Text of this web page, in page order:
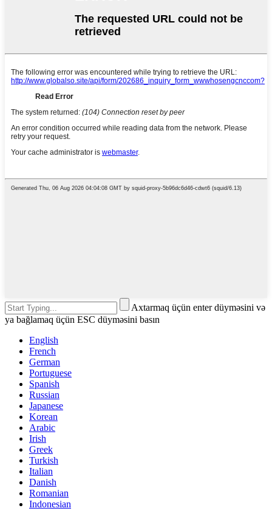
Axtarmaq üçün enter düyməsini və
ya bağlamaq üçün ESC düyməsini basın
English
French
German
Portuguese
Spanish
Russian
Japanese
Korean
Arabic
Irish
Greek
Turkish
Italian
Danish
Romanian
Indonesian